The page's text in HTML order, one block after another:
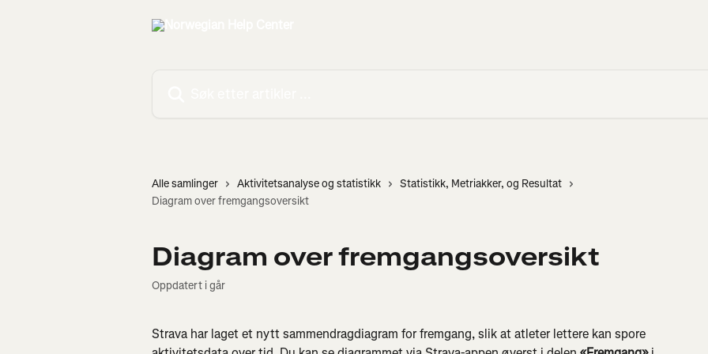
Alle samlinger Aktivitetsanalyse og statistikk
Statistikk, Metriakker, og Resultat
Diagram over fremgangsoversikt
Diagram over fremgangsoversikt
Oppdatert i går
Strava har laget et nytt sammendragdiagram for fremgang, slik at atleter lettere kan spore